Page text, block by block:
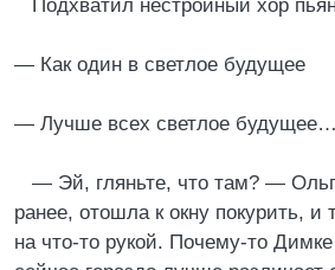
Подхватил нестройный хор
— Как один в светлое будущее
— Лучше всех светлое будущее…
— Эй, гляньте, что там? —
ранее, отошла к окну покурить, и
на что-то рукой. Почему-то